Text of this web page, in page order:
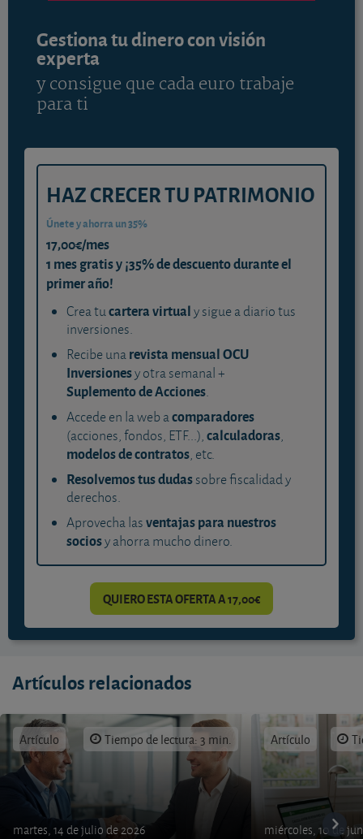
Gestiona tu dinero con visión
experta
y consigue que cada euro trabaje
para ti
HAZ CRECER TU PATRIMONIO
Únete y ahorra un 35%
17,00€/mes
1 mes gratis y ¡35% de descuento durante el
primer año!
Crea tucartera virtualy sigue a diario tus
inversiones.
Recibe unarevista mensual OCU
Inversionesy otra semanal +
Suplemento de Acciones.
Accede en la web acomparadores
(acciones, fondos, ETF...),calculadoras,
modelos de contratos, etc.
Resolvemos tus dudassobre fiscalidad y
derechos.
Aprovecha lasventajas para nuestros
sociosy ahorra mucho dinero.
QUIERO ESTA OFERTA A 17,00€
Artículos relacionados
Artículo Tiempo de lectura: 3 min.
martes, 14 de julio de 2026
Artículo
miércoles, 10 de